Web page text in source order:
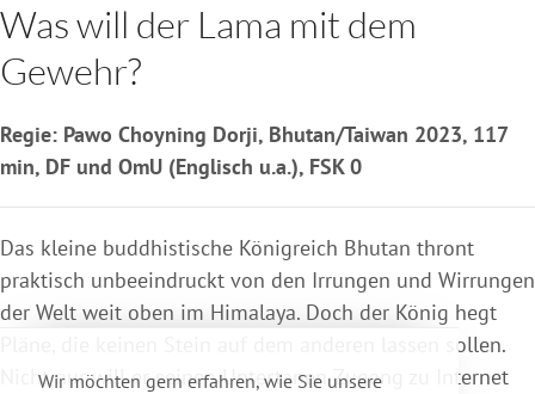
Wir möchten gern erfahren, wie Sie unsere
Was will der Lama mit dem
Gewehr?
Regie: Pawo Choyning Dorji, Bhutan/Taiwan 2023, 117
min, DF und OmU (Englisch u.a.), FSK 0
Das kleine buddhistische Königreich Bhutan thront
praktisch unbeeindruckt von den Irrungen und Wirrungen
der Welt weit oben im Himalaya. Doch der König hegt
Pläne, die keinen Stein auf dem anderen lassen sollen.
Nicht nur will er seinen Untertanen Zugang zu Internet